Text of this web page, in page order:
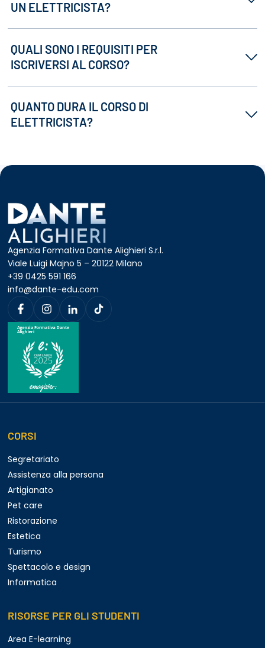
UN ELETTRICISTA?
QUALI SONO I REQUISITI PER
ISCRIVERSI AL CORSO?
QUANTO DURA IL CORSO DI
ELETTRICISTA?
Agenzia Formativa Dante Alighieri S.r.l.
Viale Luigi Majno 5 – 20122 Milano
+39 0425 591 166
info@dante-edu.com
CORSI
Segretariato
Assistenza alla persona
Artigianato
Pet care
Ristorazione
Estetica
Turismo
Spettacolo e design
Informatica
RISORSE PER GLI STUDENTI
Area E-learning